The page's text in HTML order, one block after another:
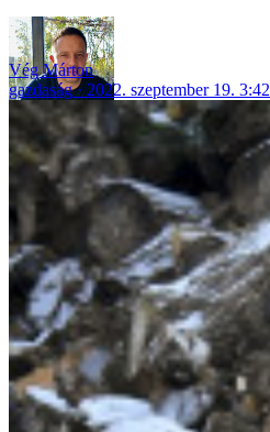
Vég Márton
gazdaság
2022. szeptember 19. 3:42